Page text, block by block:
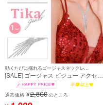
[SALE] ゴージャス ビジュー アクセサ
リー ネックレス
通常価格 ¥2,860のところ